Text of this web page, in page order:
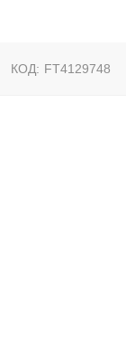
КОД: FT4129748